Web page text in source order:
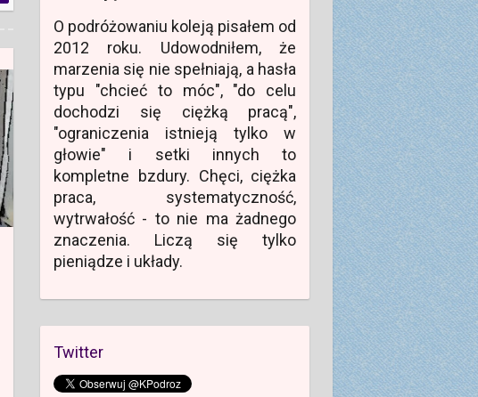
O podróżowaniu koleją pisałem od
2012 roku. Udowodniłem, że
marzenia się nie spełniają, a hasła
typu "chcieć to móc", "do celu
dochodzi się ciężką pracą",
"ograniczenia istnieją tylko w
głowie" i setki innych to
kompletne bzdury. Chęci, ciężka
praca, systematyczność,
wytrwałość - to nie ma żadnego
znaczenia. Liczą się tylko
pieniądze i układy.
Twitter